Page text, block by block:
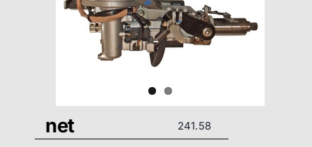
net 241.58